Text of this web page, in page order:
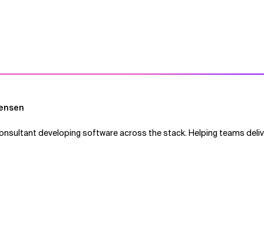
developing software across the stack. Helping teams